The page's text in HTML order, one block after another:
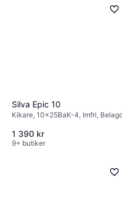
Silva Epic 10
Kikare, 10x25BaK-4, Imfri,
1 390 kr
9+ butiker